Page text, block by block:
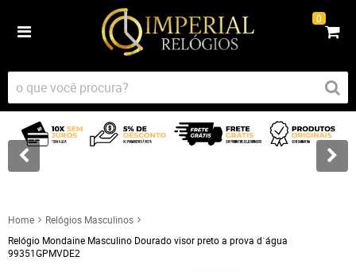
0
Home
Relógios Masculinos
Relógio Mondaine Masculino Dourado visor preto a prova d´água
99351GPMVDE2